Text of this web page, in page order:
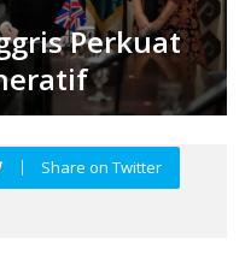
Perkuat
Share on Twitter